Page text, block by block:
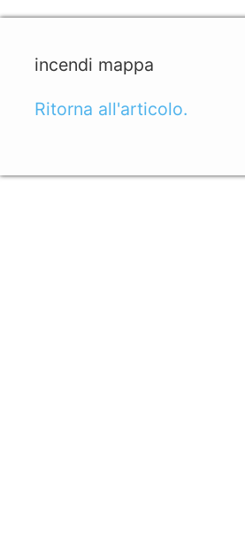
incendi mappa
Ritorna all'articolo.